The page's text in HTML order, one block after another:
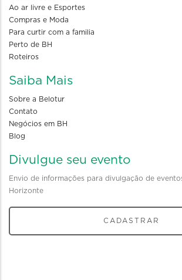
Ao ar livre e Esportes
Compras e Moda
Para curtir com a familia
Perto de BH
Roteiros
Saiba Mais
Sobre a Belotur
Contato
Negócios em BH
Blog
Divulgue seu evento
Envio de informações para divulgação de
Horizonte
CADASTRAR